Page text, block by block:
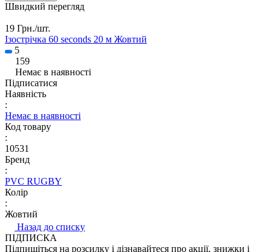
Швидкий перегляд
19 Грн./шт.
Ізострічка 60 seconds 20 м Жовтий
5
159
Немає в наявності
Підписатися
Наявність
:
Немає в наявності
Код товару
:
10531
Бренд
:
PVC RUGBY
Колір
:
Жовтий
Назад до списку
ПІДПИСКА
Підпишіться на розсилку і дізнавайтеся про акції, знижки і